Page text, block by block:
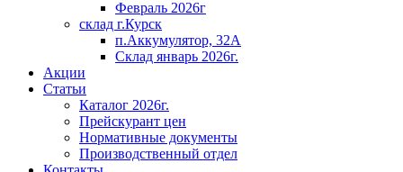
Февраль 2026г
склад г.Курск
п.Аккумулятор, 32А
Склад январь 2026г.
Акции
Статьи
Каталог 2026г.
Прейскурант цен
Нормативные документы
Производственный отдел